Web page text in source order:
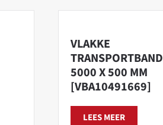
VLAKKE
TRANSPORTBAND
5000 X 500 MM
[VBA10491669]
LEES MEER